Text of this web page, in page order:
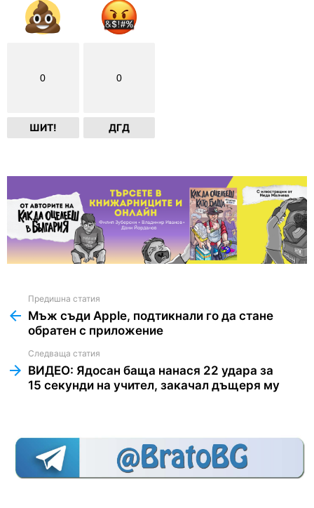
0
ШИТ!
0
ДГД
more
Предишна статия
Мъж съди Apple, подтикнали го да стане
обратен с приложение
Следваща статия
ВИДЕО: Ядосан баща нанася 22 удара за
15 секунди на учител, закачал дъщеря му